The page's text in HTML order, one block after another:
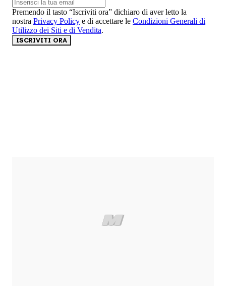
Premendo il tasto “Iscriviti ora” dichiaro di aver letto la
nostra Privacy Policy e di accettare le Condizioni Generali di
Utilizzo dei Siti e di Vendita.
ISCRIVITI ORA